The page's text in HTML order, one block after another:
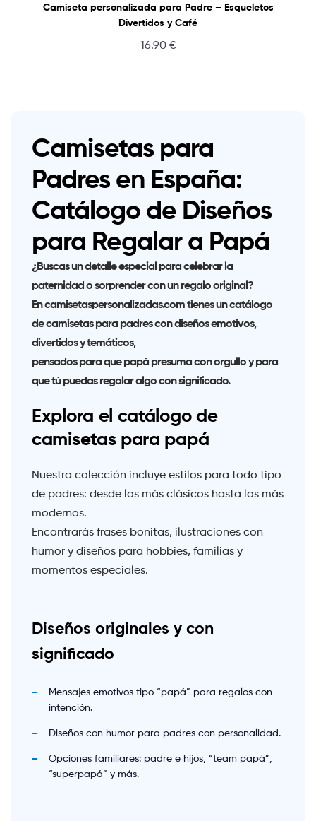
Camiseta personalizada para Padre – Esqueletos
Divertidos y Café
16.90 €
Camisetas para
Padres en España:
Catálogo de Diseños
para Regalar a Papá
¿Buscas un detalle especial para celebrar la
paternidad o sorprender con un regalo original?
En camisetaspersonalizadas.com tienes uncatálogo
de camisetas para padrescon diseños emotivos,
divertidos y temáticos,
pensados para que papá presuma con orgullo y para
que tú puedas regalar algo con significado.
Explora el catálogo de
camisetas para papá
Nuestra colección incluye estilos para todo tipo
de padres: desde los más clásicos hasta los más
modernos.
Encontrarás frases bonitas, ilustraciones con
humor y diseños para hobbies, familias y
momentos especiales.
Diseños originales y con
significado
Mensajes emotivos tipo “papá” para regalos con
intención.
Diseños con humor para padres con personalidad.
Opciones familiares: padre e hijos, “team papá”,
“superpapá” y más.